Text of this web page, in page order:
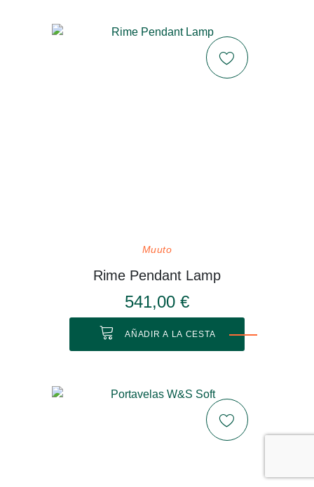
Muuto
Rime Pendant Lamp
541,00 €
AÑADIR A LA CESTA